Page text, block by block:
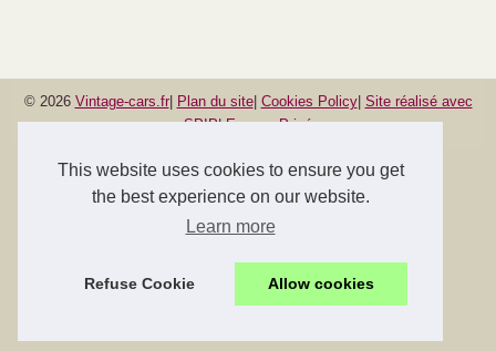
This website uses cookies to ensure you get
the best experience on our website.
Learn more
Refuse Cookie Allow cookies
© 2026 Vintage-cars.fr| Plan du site| Cookies Policy| Site réalisé avec
SPIP|Espace Privé